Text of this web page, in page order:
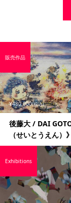
¥480,000(税込)
後藤大 / DAI
（せいとうえん）》
販売作品
Exhibitions